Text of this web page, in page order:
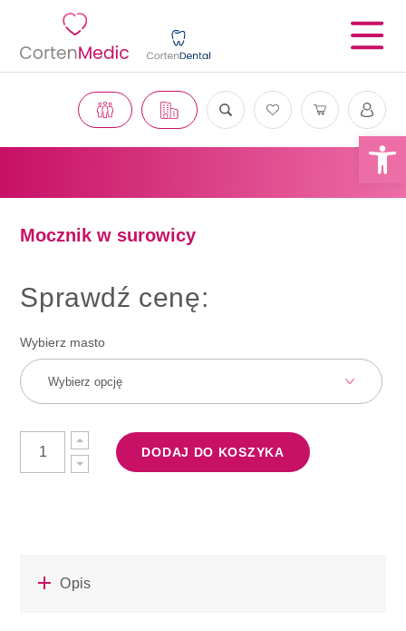
Mocznik w surowicy
Sprawdź cenę:
Wybierz masto
DODAJ DO KOSZYKA
Opis